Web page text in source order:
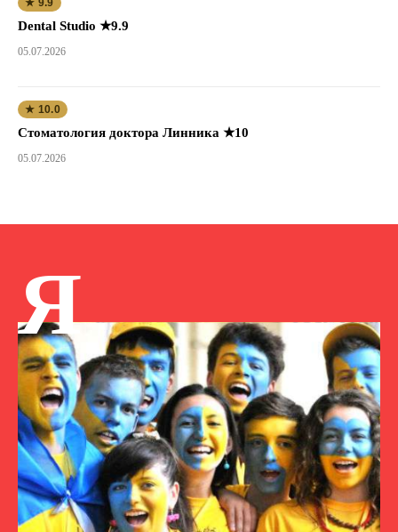
Dental Studio ★9.9
05.07.2026
★ 10.0
Стоматология доктора Линника ★10
05.07.2026
Я